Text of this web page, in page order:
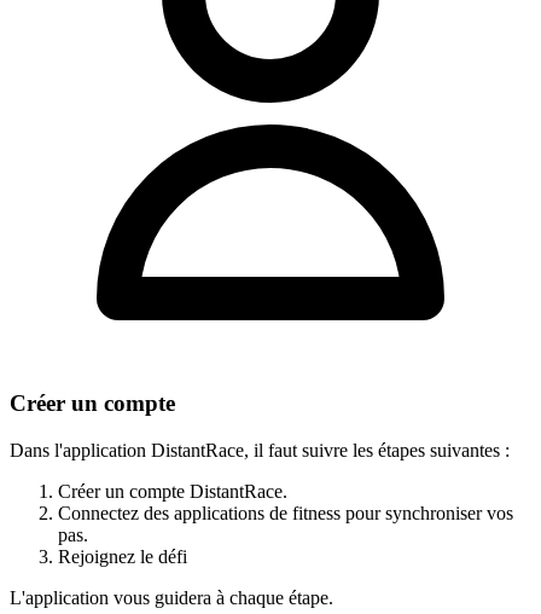
Créer un compte
Dans l'application DistantRace, il faut suivre les étapes suivantes :
Créer un compte DistantRace.
Connectez des applications de fitness pour synchroniser vos
pas.
Rejoignez le défi
L'application vous guidera à chaque étape.